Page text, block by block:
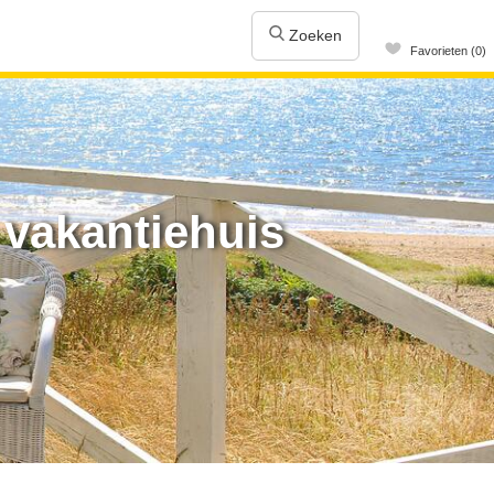
Zoeken
Favorieten (0)